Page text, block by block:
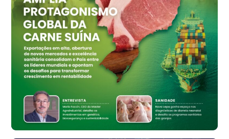
cx
Ovo Branco - Regional
Bastos (SP)
R$ 134,42
cx
Ovo Vermelho - Regional
Bastos (SP)
R$ 148,56
cx